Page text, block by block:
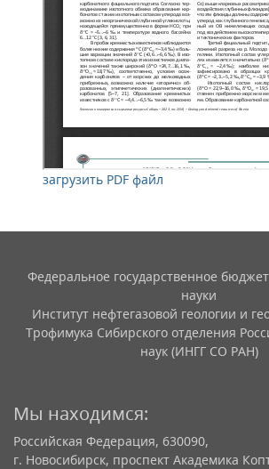
загрузить PDF файл
Федеральное государственное
науки
Институт нефтегазовой геологии и
Трофимука Сибирского отделения
наук (ИНГГ СО РАН)
Мы находимся:
Российская Федерация, 630090,
г. Новосибирск, проспект Академика